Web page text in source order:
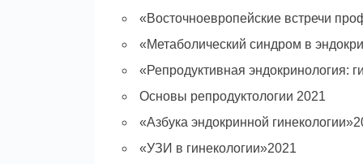
«Восточноевропейские встречи
«Метаболический синдром в
«Репродуктивная эндокринология:
Основы репродуктологии 2021
«Азбука эндокринной
«УЗИ в гинекологии»2021